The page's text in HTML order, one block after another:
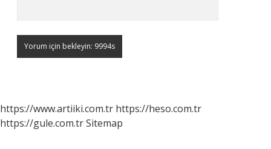
https://www.artiiki.com.tr https://heso.com.tr
https://gule.com.trSitemap